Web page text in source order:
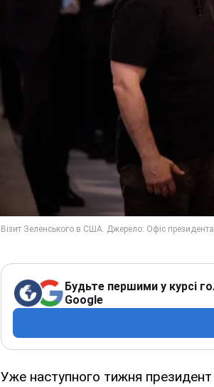
Будьте першими у курсі
Google
Уже наступного тижня